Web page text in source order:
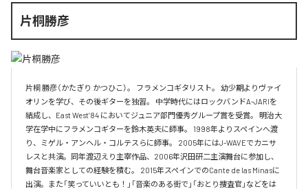
片桐勝彦
片桐 勝彦（かたぎり かつひこ）。 フラメンコギタリスト。 幼少期よりヴァイ
オリンを学び、その後ギターを独習。 中学時代にはロックバンドA-JARIを
結成し、East West’84 においてジュニア部門優秀グループ賞を受賞。 明治大
学在学中にフラメンコギターを鈴木英夫に師事。 1998年よりスペインへ渡
り、ミゲル・アンヘル・コルテスらに師事。 2005年にはJ-WAVEでカニサ
レスと共演。同年渡辺えり主宰作品、2006年沢田研二主演舞台に参加し、
舞台音楽家としての経験を積む。 2015年スペインでのCante de las Minasに
出演。また「笑っていいとも！」「音楽のある街で」「おとり捜査官」などをは